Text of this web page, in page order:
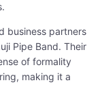
business partners
Pipe Band. Their
of formality
making it a